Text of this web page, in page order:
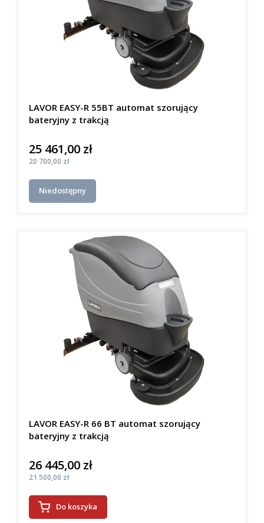
LAVOR EASY-R 55BT automat szorujący
bateryjny z trakcją
Cena
25 461,00 zł
Cena
20 700,00 zł
Niedostępny
LAVOR EASY-R 66 BT automat szorujący
bateryjny z trakcją
Cena
26 445,00 zł
Cena
21 500,00 zł
Do koszyka